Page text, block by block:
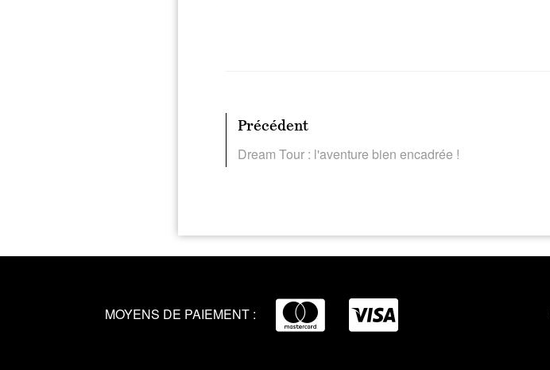
Précédent
Dream Tour : l'aventure bien encadrée !
MOYENS DE PAIEMENT :